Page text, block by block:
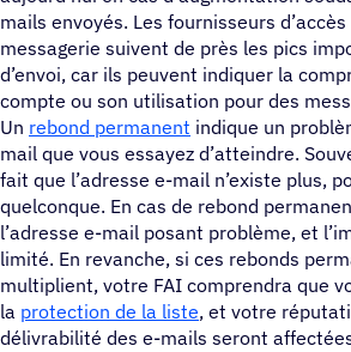
mails envoyés. Les fournisseurs
messagerie suivent de près les pics
d’envoi, car ils peuvent indiquer la
compte ou son utilisation pour des
Un rebond permanent indique un
mail que vous essayez d’atteindre.
fait que l’adresse e-mail n’existe plus,
quelconque. En cas de rebond
l’adresse e-mail posant problème, et
limité. En revanche, si ces rebonds
multiplient, votre FAI comprendra que
la protection de la liste, et votre
délivrabilité des e-mails seront